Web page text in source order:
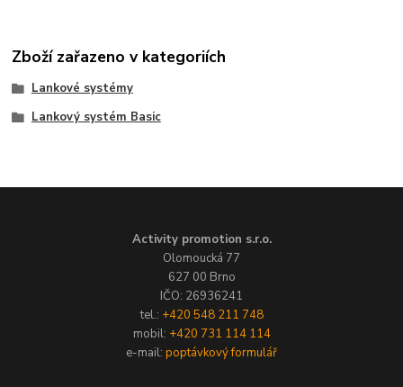
Zboží zařazeno v kategoriích
Lankové systémy
Lankový systém Basic
Activity promotion s.r.o.
Olomoucká 77
627 00 Brno
IČO: 26936241
tel.: +420 548 211 748
mobil: +420 731 114 114
e-mail: poptávkový formulář